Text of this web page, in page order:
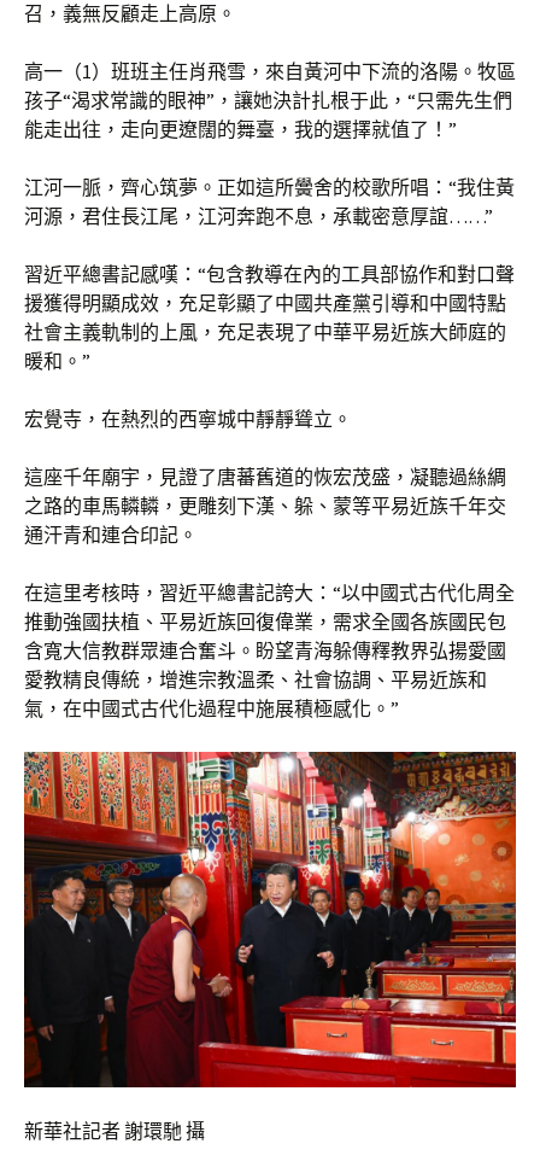
召，義無反顧走上高原。
高一（1）班班主任肖飛雪，來自黃河中下流的洛陽。牧區
孩子“渴求常識的眼神”，讓她決計扎根于此，“只需先生們
能走出往，走向更遼闊的舞臺，我的選擇就值了！”
江河一脈，齊心筑夢。正如這所黌舍的校歌所唱：“我住黃
河源，君住長江尾，江河奔跑不息，承載密意厚誼……”
習近平總書記感嘆：“包含教導在內的工具部協作和對口聲
援獲得明顯成效，充足彰顯了中國共產黨引導和中國特點
社會主義軌制的上風，充足表現了中華平易近族大師庭的
暖和。”
宏覺寺，在熱烈的西寧城中靜靜聳立。
這座千年廟宇，見證了唐蕃舊道的恢宏茂盛，凝聽過絲綢
之路的車馬轔轔，更雕刻下漢、躲、蒙等平易近族千年交
通汗青和連合印記。
在這里考核時，習近平總書記誇大：“以中國式古代化周全
推動強國扶植、平易近族回復偉業，需求全國各族國民包
含寬大信教群眾連合奮斗。盼望青海躲傳釋教界弘揚愛國
愛教精良傳統，增進宗教溫柔、社會協調、平易近族和
氣，在中國式古代化過程中施展積極感化。”
新華社記者 謝環馳 攝